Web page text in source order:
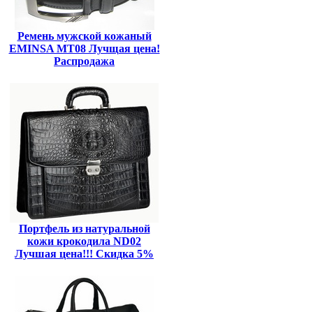
Ремень мужской кожаный
EMINSA MT08 Лучщая цена!
Распродажа
Портфель из натуральной
кожи крокодила ND02
Лучшая цена!!! Скидка 5%